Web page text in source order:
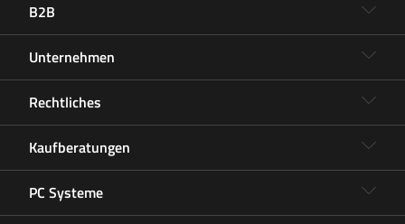
B2B
Unternehmen
Rechtliches
Kaufberatungen
PC Systeme